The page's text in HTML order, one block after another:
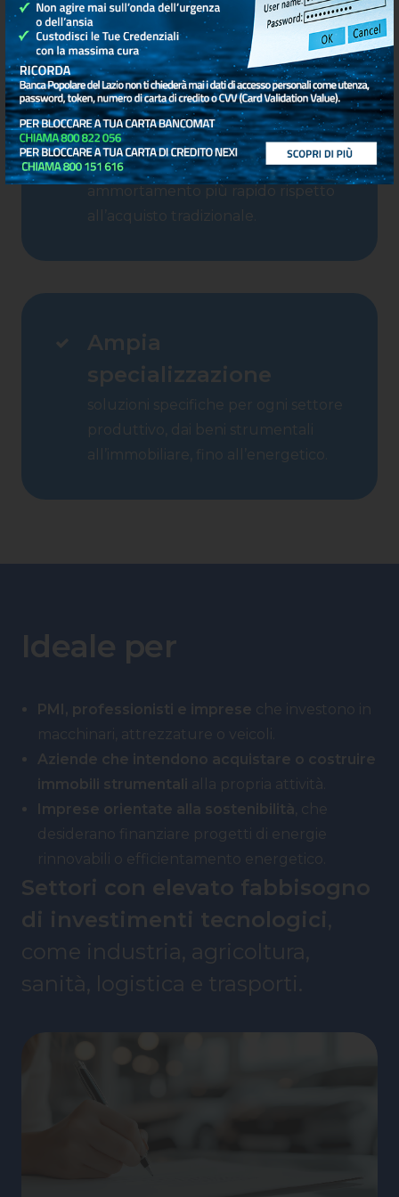
Pianificazione fiscale e
finanziaria ottimizzata
con canoni deducibili e
ammortamento più rapido rispetto
all’acquisto tradizionale.
Ampia
specializzazione
soluzioni specifiche per ogni settore
produttivo, dai beni strumentali
all’immobiliare, fino all’energetico.
Ideale per
PMI, professionisti e imprese che investono in
macchinari, attrezzature o veicoli.
Aziende che intendono acquistare o costruire
immobili strumentali alla propria attività.
Imprese orientate alla sostenibilità , che
desiderano finanziare progetti di energie
rinnovabili o efficientamento energetico.
Settori con elevato fabbisogno
di investimenti tecnologici,
come industria, agricoltura,
sanità, logistica e trasporti.